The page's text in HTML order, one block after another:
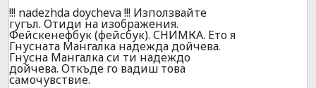
!!! nadezhda doycheva !!! Използвайте
гугъл. Отиди на изображения.
Фейскенефбук (фейсбук). СНИМКА. Ето я
Гнусната Мангалка надежда дойчева.
Гнусна Мангалка си ти надеждо
дойчева. Откъде го вадиш това
самочувствие.